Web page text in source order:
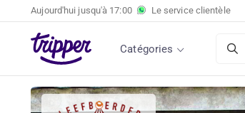
Aujourd'hui jusqu'à 17:00 Le service clientèle
Catégories